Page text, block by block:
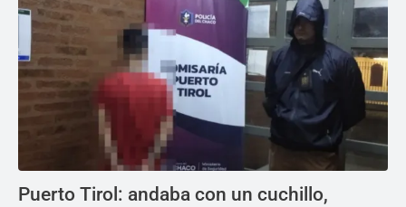
Puerto Tirol: andaba con un cuchillo,